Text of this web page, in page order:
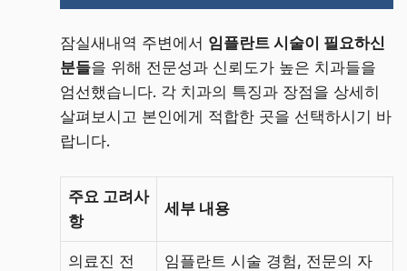
잠실새내역 주변에서 임플란트 시술이 필요하신
분들을 위해 전문성과 신뢰도가 높은 치과들을
엄선했습니다. 각 치과의 특징과 장점을 상세히
살펴보시고 본인에게 적합한 곳을 선택하시기 바
랍니다.
주요 고려사
항
세부 내용
의료진 전
임플란트 시술 경험, 전문의 자